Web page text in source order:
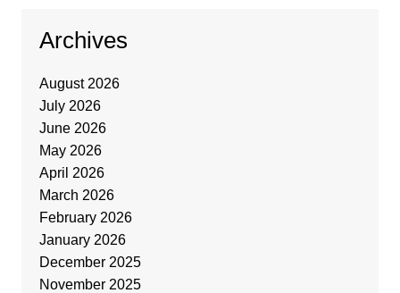
Archives
August 2026
July 2026
June 2026
May 2026
April 2026
March 2026
February 2026
January 2026
December 2025
November 2025